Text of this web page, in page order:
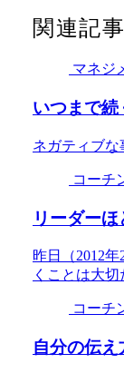
関連記事
マネジ
いつまで続
ネガティブな
コーチ
リーダー
昨日（2012
くことは大切
コーチ
自分の伝